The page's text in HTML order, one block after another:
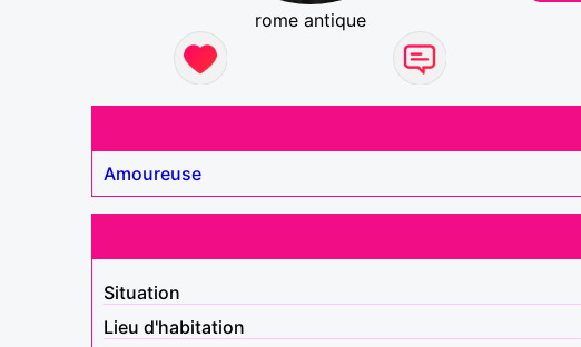
rome antique
Amoureuse
Situation
Lieu d'habitation